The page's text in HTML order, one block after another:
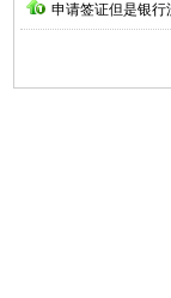
申请签证但是银行